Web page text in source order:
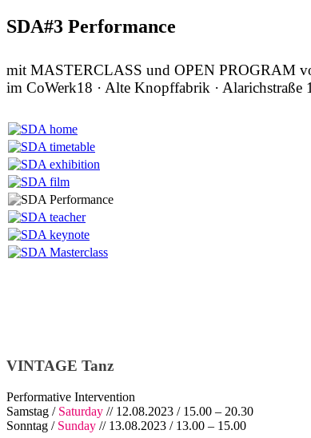
SDA#3 Performance
mit MASTERCLASS und OPEN PROGRAM
im CoWerk18 · Alte Knopffabrik · Alarichstraße
VINTAGE Tanz
Performative Intervention
Samstag / Saturday // 12.08.2023 / 15.00 – 20.30
Sonntag / Sunday // 13.08.2023 / 13.00 – 15.00